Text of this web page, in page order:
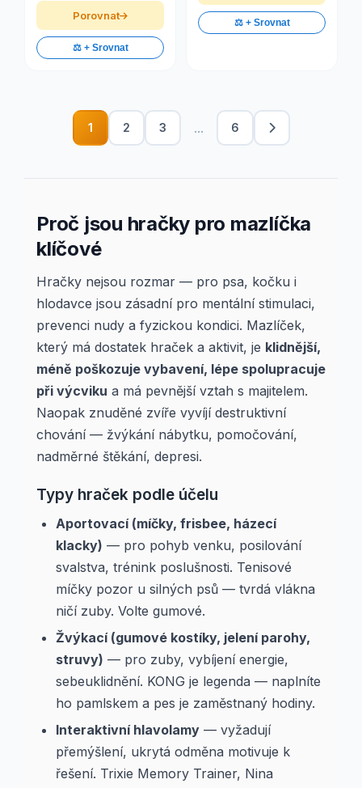
Porovnat
⚖️ + Srovnat
⚖️ + Srovnat
1 2 3 ... 6
Proč jsou hračky pro mazlíčka
klíčové
Hračky nejsou rozmar — pro psa, kočku i
hlodavce jsou zásadní pro mentální stimulaci,
prevenci nudy a fyzickou kondici. Mazlíček,
který má dostatek hraček a aktivit, je klidnější,
méně poškozuje vybavení, lépe spolupracuje
při výcviku a má pevnější vztah s majitelem.
Naopak znuděné zvíře vyvíjí destruktivní
chování — žvýkání nábytku, pomočování,
nadměrné štěkání, depresi.
Typy hraček podle účelu
Aportovací (míčky, frisbee, házecí
klacky) — pro pohyb venku, posilování
svalstva, trénink poslušnosti. Tenisové
míčky pozor u silných psů — tvrdá vlákna
ničí zuby. Volte gumové.
Žvýkací (gumové kostíky, jelení parohy,
struvy) — pro zuby, vybíjení energie,
sebeuklidnění. KONG je legenda — naplníte
ho pamlskem a pes je zaměstnaný hodiny.
Interaktivní hlavolamy — vyžadují
přemýšlení, ukrytá odměna motivuje k
řešení. Trixie Memory Trainer, Nina